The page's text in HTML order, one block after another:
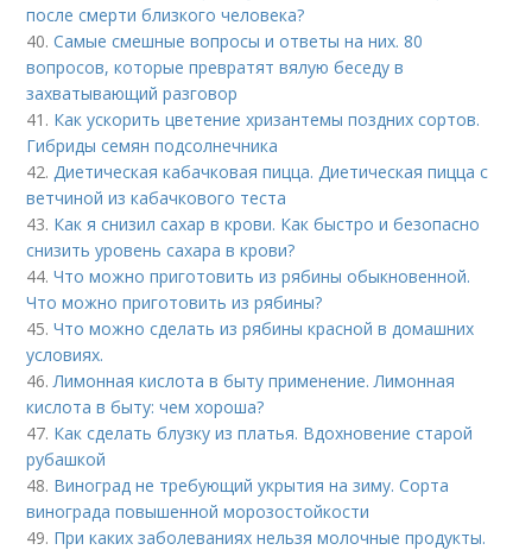
после смерти близкого человека?
40.Самые смешные вопросы и ответы на них. 80
вопросов, которые превратят вялую беседу в
захватывающий разговор
41. Как ускорить цветение хризантемы поздних сортов.
Гибриды семян подсолнечника
42.Диетическая кабачковая пицца. Диетическая пицца с
ветчиной из кабачкового теста
43. Как я снизил сахар в крови. Как быстро и безопасно
снизить уровень сахара в крови?
44.Что можно приготовить из рябины обыкновенной.
Что можно приготовить из рябины?
45.Что можно сделать из рябины красной в домашних
условиях.
46.Лимонная кислота в быту применение. Лимонная
кислота в быту: чем хороша?
47. Как сделать блузку из платья. Вдохновение старой
рубашкой
48. Виноград не требующий укрытия на зиму. Сорта
винограда повышенной морозостойкости
49. При каких заболеваниях нельзя молочные продукты.